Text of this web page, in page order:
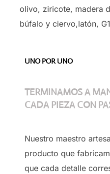
olivo, ziricote, madera
búfalo y ciervo,latón,
UNO POR UNO
TERMINAMOS A
CADA PIEZA CON
Nuestro maestro
producto que
que cada detalle